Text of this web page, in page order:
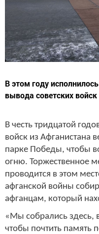
В этом году
вывода советских
В честь тридцатой
войск из Афганистана
парке Победы, чтобы
огню. Торжественное
проводится в этом
афганской войны
афганцам, который
«Мы собрались здесь,
чтобы почтить память